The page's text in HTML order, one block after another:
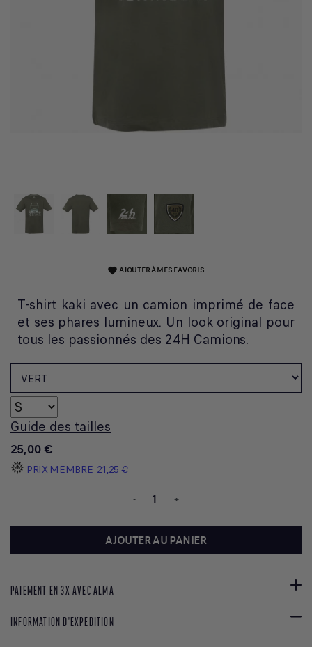
favorite AJOUTER À MES FAVORIS
T-shirt kaki avec un camion imprimé de face
et ses phares lumineux. Un look original pour
tous les passionnés des 24H Camions.
Guide des tailles
25,00 €
PRIX MEMBRE 21,25 €
- +
AJOUTER AU PANIER
PAIEMENT EN 3X AVEC ALMA
INFORMATION D'EXPEDITION